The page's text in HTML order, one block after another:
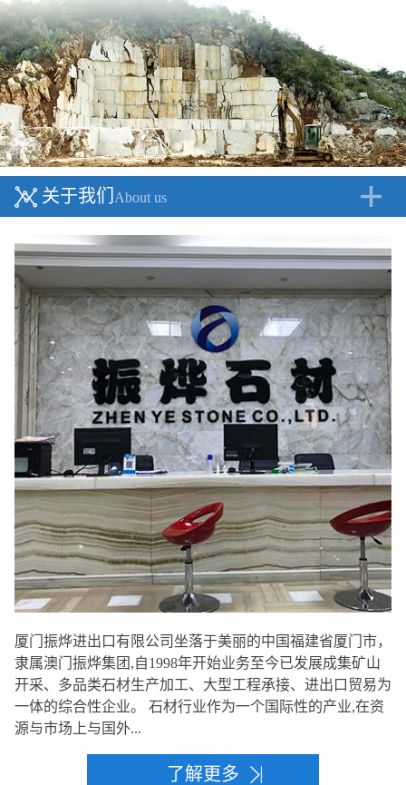
关于我们 About us
厦门振烨进出口有限公司坐落于美丽的中国福建省厦门市，
隶属澳门振烨集团,自1998年开始业务至今已发展成集矿山
开采、多品类石材生产加工、大型工程承接、进出口贸易为
一体的综合性企业。 石材行业作为一个国际性的产业,在资
源与市场上与国外...
了解更多